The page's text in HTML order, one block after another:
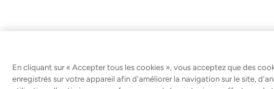
En cliquant sur « Accepter tous les cookies », vous acceptez que des
enregistrés sur votre appareil afin d'améliorer la navigation sur le site,